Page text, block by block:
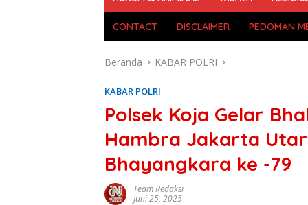
CONTACT DISCLAIMER PEDOMAN
Beranda KABAR POLRI
KABAR POLRI
Polsek Koja Gelar
Hambra Jakarta
Bhayangkara ke -79
Team Redaksi
Juni 25, 2025